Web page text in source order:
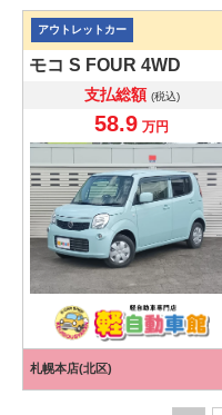
アウトレットカー
モコ S FOUR 4WD
支払総額 (税込)
58.9 万円
札幌本店(北区)